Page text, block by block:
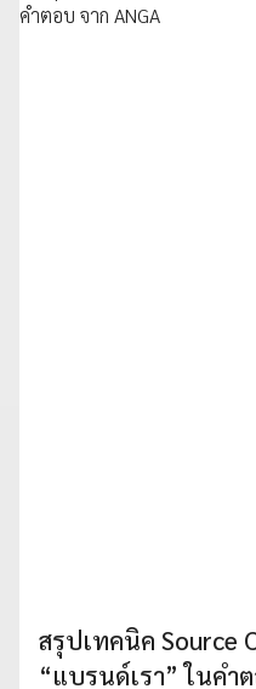
สรุปเทคนิค Source
“แบรนด์เรา” ในคำ